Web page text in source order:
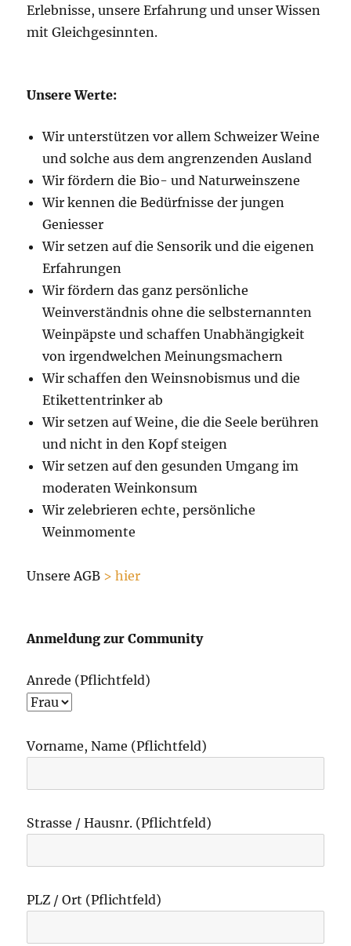
Erlebnisse, unsere Erfahrung und unser Wissen
mit Gleichgesinnten.
Unsere Werte:
Wir unterstützen vor allem Schweizer Weine
und solche aus dem angrenzenden Ausland
Wir fördern die Bio- und Naturweinszene
Wir kennen die Bedürfnisse der jungen
Geniesser
Wir setzen auf die Sensorik und die eigenen
Erfahrungen
Wir fördern das ganz persönliche
Weinverständnis ohne die selbsternannten
Weinpäpste und schaffen Unabhängigkeit
von irgendwelchen Meinungsmachern
Wir schaffen den Weinsnobismus und die
Etikettentrinker ab
Wir setzen auf Weine, die die Seele berühren
und nicht in den Kopf steigen
Wir setzen auf den gesunden Umgang im
moderaten Weinkonsum
Wir zelebrieren echte, persönliche
Weinmomente
Unsere AGB > hier
Anmeldung zur Community
Anrede (Pflichtfeld)
Vorname, Name (Pflichtfeld)
Strasse / Hausnr. (Pflichtfeld)
PLZ / Ort (Pflichtfeld)